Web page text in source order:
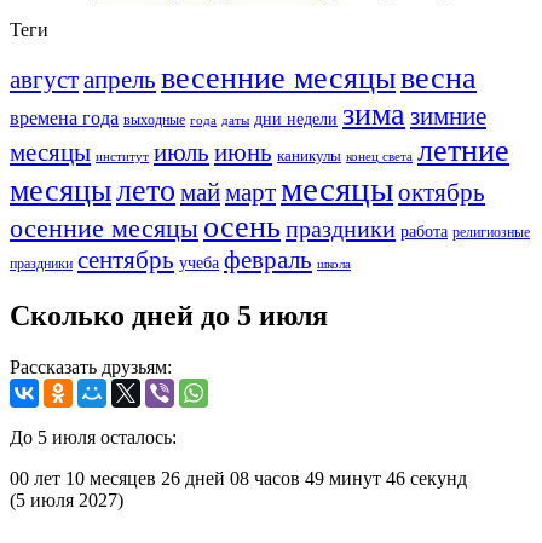
Теги
августапрель весенние месяцывесна
времена года выходные года даты дни недели зимазимние
месяцы институт июль июнь каникулы конец света летние
месяцылето маймартмесяцыоктябрь
осенние месяцы осень праздники работа религиозные
праздники сентябрь учеба февраль школа
Сколько дней до 5 июля
Рассказать друзьям:
До 5 июля осталось:
00 лет 10 месяцев 26 дней 08 часов 49 минут 46 секунд
(5 июля 2027)